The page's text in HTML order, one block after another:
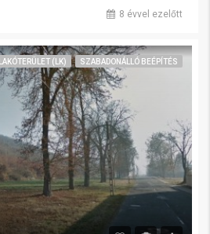
8 évvel ezelőtt
(LK) SZABADONÁLLÓ BEÉPÍTÉS